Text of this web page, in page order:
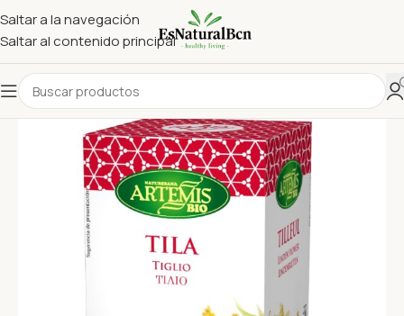
Saltar a la navegación
Saltar al contenido principal